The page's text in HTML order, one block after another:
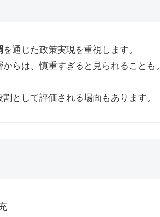
を通じた政策実現を重視します。
らは、慎重すぎると見られることも。
として評価される場面もあります。